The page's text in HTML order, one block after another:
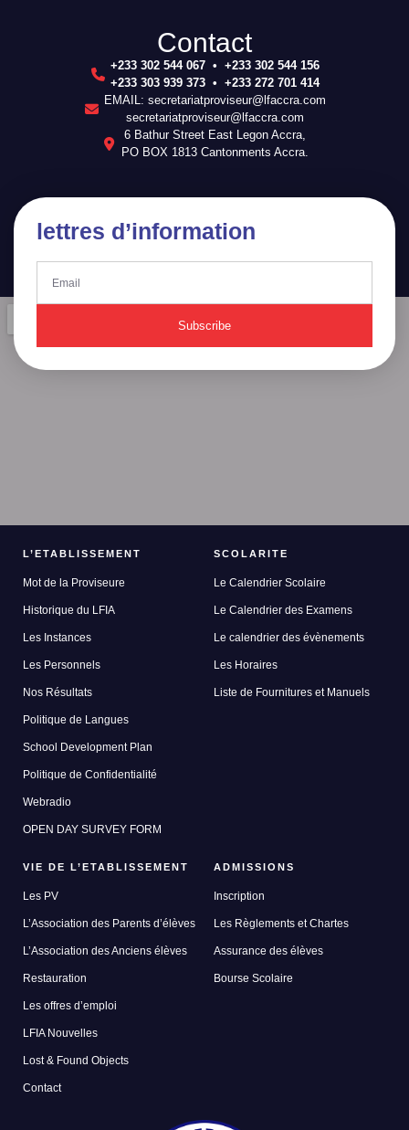
Contact
+233 302 544 067 • +233 302 544 156
+233 303 939 373 • +233 272 701 414
EMAIL: secretariatproviseur@lfaccra.com
secretariatproviseur@lfaccra.com
6 Bathur Street East Legon Accra,
PO BOX 1813 Cantonments Accra.
lettres d’information
Subscribe
L’ETABLISSEMENT
Mot de la Proviseure
Historique du LFIA
Les Instances
Les Personnels
Nos Résultats
Politique de Langues
School Development Plan
Politique de Confidentialité
Webradio
OPEN DAY SURVEY FORM
SCOLARITE
Le Calendrier Scolaire
Le Calendrier des Examens
Le calendrier des évènements
Les Horaires
Liste de Fournitures et Manuels
ADMISSIONS
Inscription
Les Règlements et Chartes
Assurance des élèves
Bourse Scolaire
VIE DE L’ETABLISSEMENT
Les PV
L’Association des Parents d’élèves
L’Association des Anciens élèves
Restauration
Les offres d’emploi
LFIA Nouvelles
Lost & Found Objects
Contact